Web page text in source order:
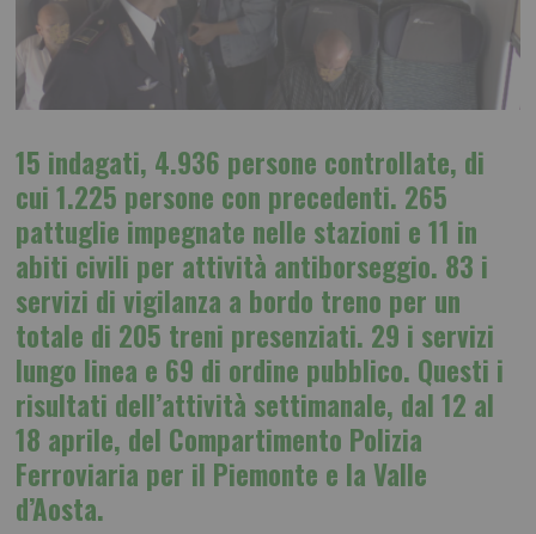
15 indagati, 4.936 persone controllate, di
cui 1.225 persone con precedenti. 265
pattuglie impegnate nelle stazioni e 11 in
abiti civili per attività antiborseggio. 83 i
servizi di vigilanza a bordo treno per un
totale di 205 treni presenziati. 29 i servizi
lungo linea e 69 di ordine pubblico. Questi i
risultati dell’attività settimanale, dal 12 al
18 aprile, del Compartimento Polizia
Ferroviaria per il Piemonte e la Valle
d’Aosta.